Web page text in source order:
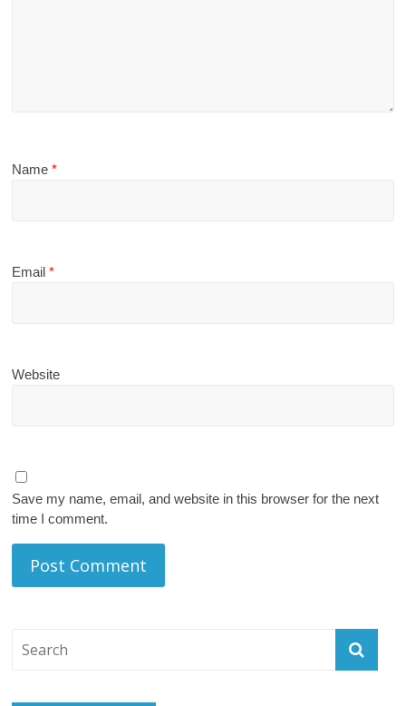
Name*
Email*
Website
Save my name, email, and website in this browser for the next
time I comment.